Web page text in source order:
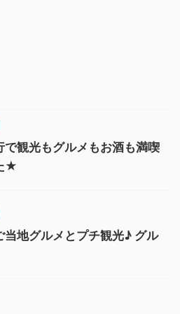
で観光もグルメもお酒も満喫
★
当地グルメとプチ観光♪ グル